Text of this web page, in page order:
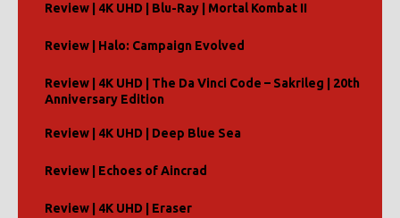
Review | 4K UHD | Blu-Ray | Mortal Kombat II
Review | Halo: Campaign Evolved
Review | 4K UHD | The Da Vinci Code – Sakrileg | 20th
Anniversary Edition
Review | 4K UHD | Deep Blue Sea
Review | Echoes of Aincrad
Review | 4K UHD | Eraser